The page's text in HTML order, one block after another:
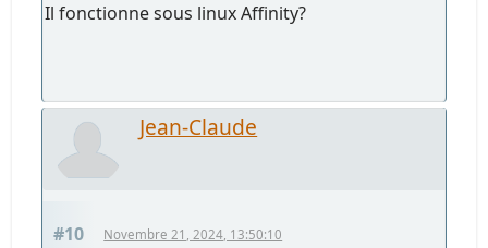
Il fonctionne sous linux Affinity?
Jean-Claude
#10 Novembre 21, 2024, 13:50:10